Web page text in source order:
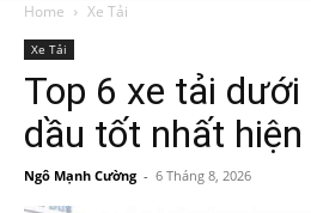
Home Xe Tải
Xe Tải
Top 6 xe tải dưới
dầu tốt nhất hiện
Ngô Mạnh Cường - 6 Tháng 8, 2026